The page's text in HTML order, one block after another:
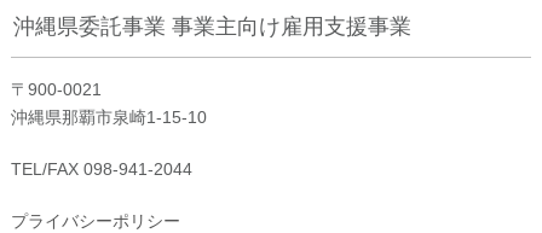
沖縄県委託事業 事業主向け雇用支援事業
〒900-0021
沖縄県那覇市泉崎1-15-10
TEL/FAX 098-941-2044
プライバシーポリシー